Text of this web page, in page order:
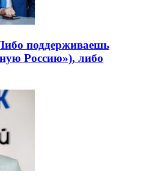
поддерживаешь
Россию»), либо